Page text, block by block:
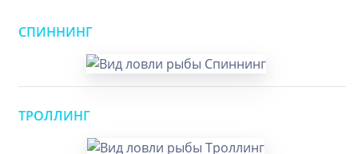
СПИННИНГ
ТРОЛЛИНГ